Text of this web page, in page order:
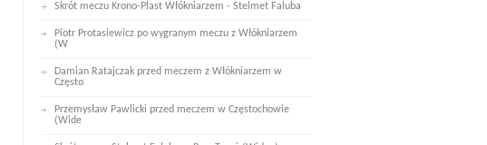
Skrót meczu Krono-Plast Włókniarzem - Stelmet Faluba
Piotr Protasiewicz po wygranym meczu z Włókniarzem
(W
Damian Ratajczak przed meczem z Włókniarzem w
Często
Przemysław Pawlicki przed meczem w Częstochowie
(Wide